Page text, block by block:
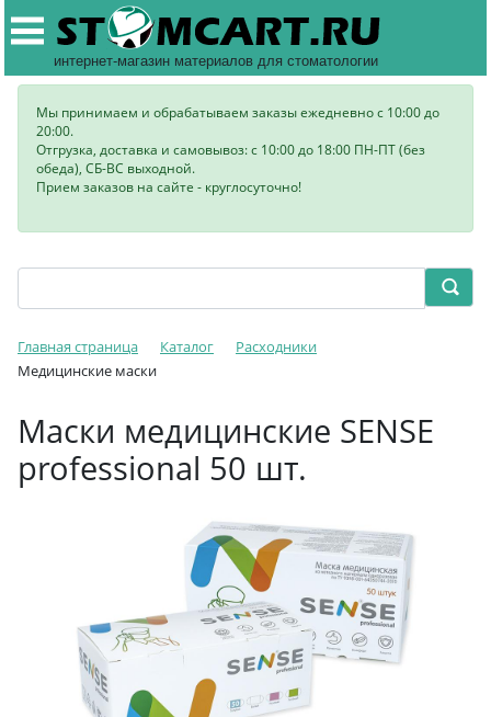
интернет-магазин материалов для стоматологии
Мы принимаем и обрабатываем заказы ежедневно с 10:00 до
20:00.
Отгрузка, доставка и самовывоз: с 10:00 до 18:00 ПН-ПТ (без
обеда), СБ-ВС выходной.
Прием заказов на сайте - круглосуточно!
Главная страница Каталог
Расходники
Медицинские маски
Маски медицинские SENSE
professional 50 шт.